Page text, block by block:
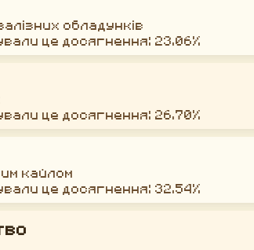
обладунків
це досягнення: 23.06%
це досягнення: 26.70%
кайлом
це досягнення: 32.54%